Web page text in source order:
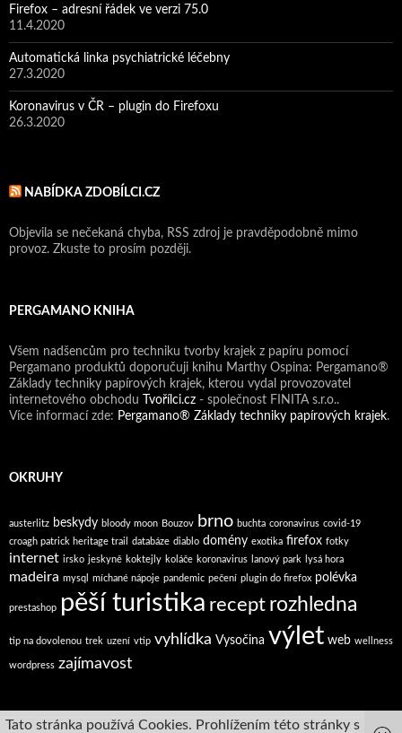
Firefox – adresní řádek ve verzi 75.0
11.4.2020
Automatická linka psychiatrické léčebny
27.3.2020
Koronavirus v ČR – plugin do Firefoxu
26.3.2020
NABÍDKA ZDOBÍLCI.CZ
Objevila se nečekaná chyba, RSS zdroj je pravděpodobně mimo
provoz. Zkuste to prosím později.
PERGAMANO KNIHA
Všem nadšencům pro techniku tvorby krajek z papíru pomocí
Pergamano produktů doporučuji knihu Marthy Ospina: Pergamano®
Základy techniky papírových krajek, kterou vydal provozovatel
internetového obchodu
Tvořílci.cz - společnost FINITA s.r.o..
Více informací zde: Pergamano® Základy techniky papírových krajek.
OKRUHY
austerlitz beskydy bloody moon Bouzov brno buchta coronavirus covid-19
croagh patrick heritage trail
databáze diablo domény exotika firefox fotky
internet irsko jeskyně koktejly koláče koronavirus lanový park lysá hora
madeira mysql míchané nápoje pandemic pečení plugin do firefox polévka
prestashop pěší turistika recept rozhledna
tip na dovolenou trek uzení vtip vyhlídka Vysočina výlet web wellness
wordpress zajímavost
Tato stránka používá Cookies. Prohlížením této stránky s